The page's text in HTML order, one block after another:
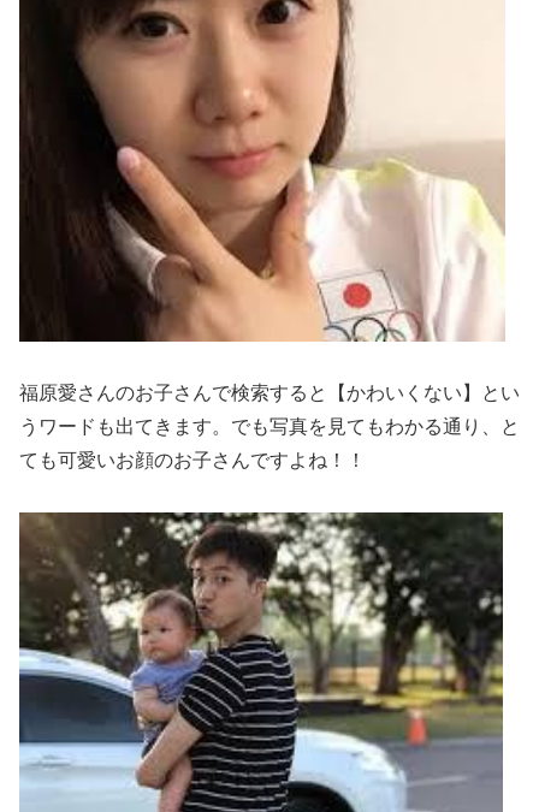
福原愛さんのお子さんで検索すると 【かわいくない】
とい
うワードも出てきます。でも写真を見てもわかる通り、と
ても可愛いお顔のお子さんですよね！！